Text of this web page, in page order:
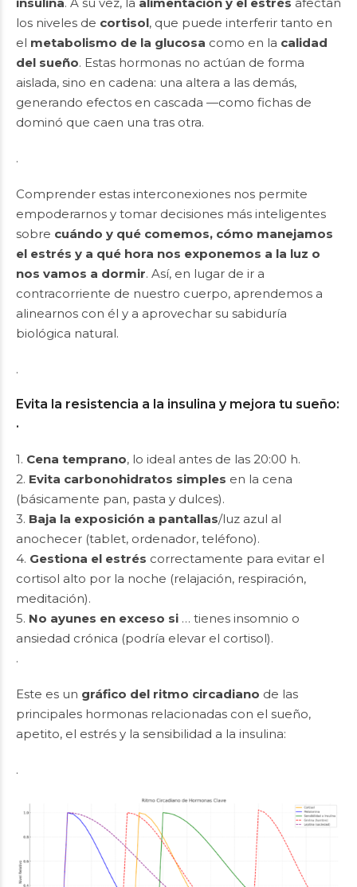
insulina. A su vez, la alimentación y el estrés afectan
los niveles de cortisol, que puede interferir tanto en
el metabolismo de la glucosa como en la calidad
del sueño. Estas hormonas no actúan de forma
aislada, sino en cadena: una altera a las demás,
generando efectos en cascada —como fichas de
dominó que caen una tras otra.
.
Comprender estas interconexiones nos permite
empoderarnos y tomar decisiones más inteligentes
sobre cuándo y qué comemos, cómo manejamos
el estrés y a qué hora nos exponemos a la luz o
nos vamos a dormir. Así, en lugar de ir a
contracorriente de nuestro cuerpo, aprendemos a
alinearnos con él y a aprovechar su sabiduría
biológica natural.
.
Evita la resistencia a la insulina y mejora tu sueño:
.
1. Cena temprano, lo ideal antes de las 20:00 h.
2. Evita carbonohidratos simples en la cena
(básicamente pan, pasta y dulces).
3. Baja la exposición a pantallas/luz azul al
anochecer (tablet, ordenador, teléfono).
4. Gestiona el estrés correctamente para evitar el
cortisol alto por la noche (relajación, respiración,
meditación).
5. No ayunes en exceso si … tienes insomnio o
ansiedad crónica (podría elevar el cortisol).
.
Este es un gráfico del ritmo circadiano de las
principales hormonas relacionadas con el sueño,
apetito, el estrés y la sensibilidad a la insulina:
.